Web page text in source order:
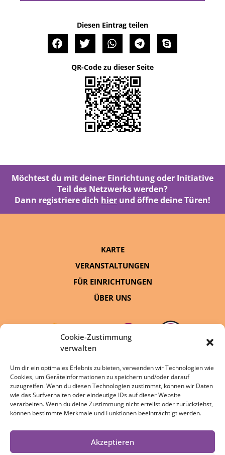
Cookie-Zustimmung
verwalten
Um dir ein optimales Erlebnis zu bieten, verwenden wir Technologien wie
Cookies, um Geräteinformationen zu speichern und/oder darauf
zuzugreifen. Wenn du diesen Technologien zustimmst, können wir Daten
wie das Surfverhalten oder eindeutige IDs auf dieser Website
verarbeiten. Wenn du deine Zustimmung nicht erteilst oder zurückziehst,
können bestimmte Merkmale und Funktionen beeinträchtigt werden.
Akzeptieren
Diesen Eintrag teilen
QR-Code zu dieser Seite
Möchtest du mit deiner Einrichtung oder Initiative
Teil des Netzwerks werden?
Dann registriere dich hier und öffne deine Türen!
eine Initiative von:
KARTE
VERANSTALTUNGEN
FÜR EINRICHTUNGEN
ÜBER UNS